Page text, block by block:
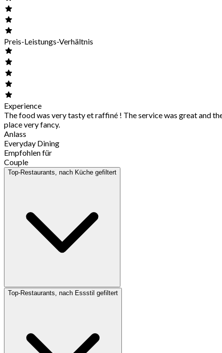
Preis-Leistungs-Verhältnis
Experience
The food was very tasty et raffiné ! The service was great and
place very fancy.
Anlass
Everyday Dining
Empfohlen für
Couple
Top-Restaurants, nach Küche gefiltert
Top-Restaurants, nach Essstil gefiltert